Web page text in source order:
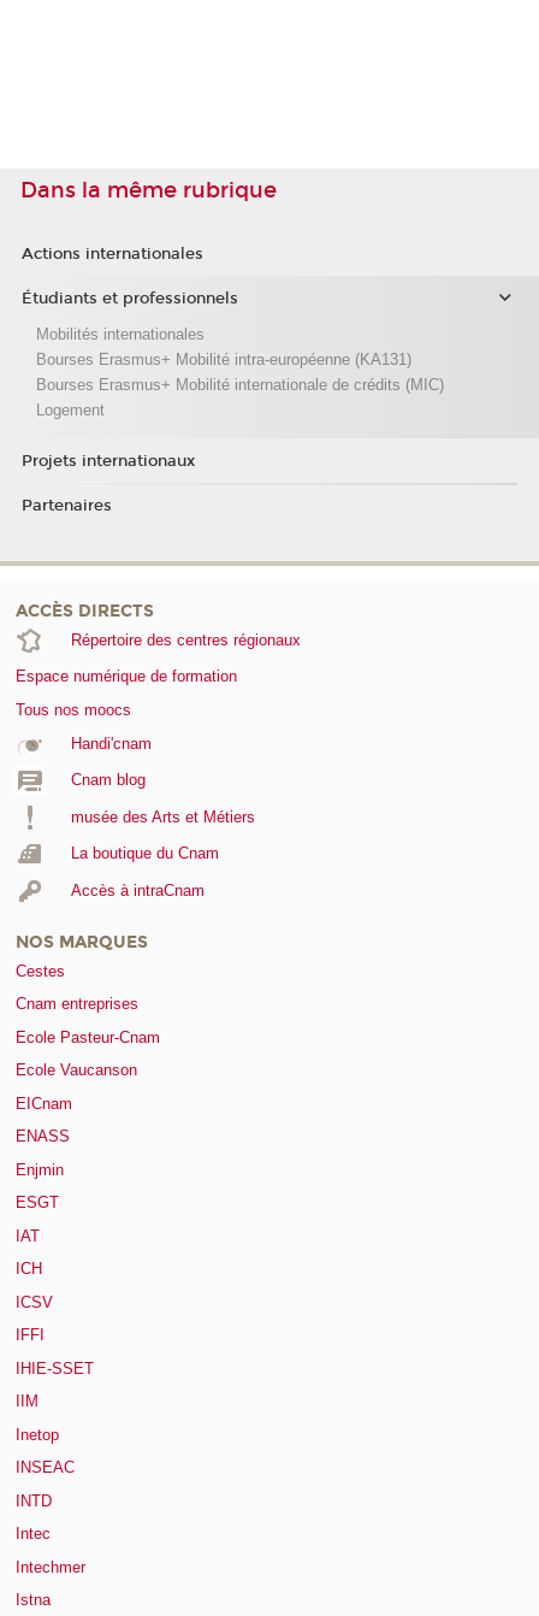
Dans la même rubrique
Actions internationales
Étudiants et professionnels
Mobilités internationales
Bourses Erasmus+ Mobilité intra-européenne (KA131)
Bourses Erasmus+ Mobilité internationale de crédits (MIC)
Logement
Projets internationaux
Partenaires
ACCÈS DIRECTS
Répertoire des centres régionaux
Espace numérique de formation
Tous nos moocs
Handi'cnam
Cnam blog
musée des Arts et Métiers
La boutique du Cnam
Accès à intraCnam
NOS MARQUES
Cestes
Cnam entreprises
Ecole Pasteur-Cnam
Ecole Vaucanson
EICnam
ENASS
Enjmin
ESGT
IAT
ICH
ICSV
IFFI
IHIE-SSET
IIM
Inetop
INSEAC
INTD
Intec
Intechmer
Istna